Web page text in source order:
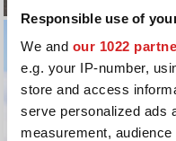
Responsible use of
We and our 1022
e.g. your IP-number,
store and access
serve personalized ads
measurement,